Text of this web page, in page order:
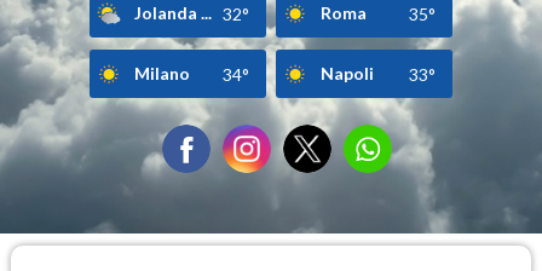
Jolanda ... 32° Roma 35°
Milano 34° Napoli 33°